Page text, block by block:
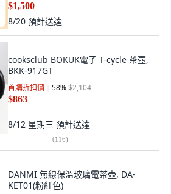
$1,500
8/20 預計送達
cooksclub BOKUK電子 T-cycle 茶壺,
BKK-917GT
首購折扣價 58%$2,104
$863
8/12 星期三 預計送達
(116)
DANMI 無線保溫玻璃電茶壺, DA-
KET01(粉紅色)